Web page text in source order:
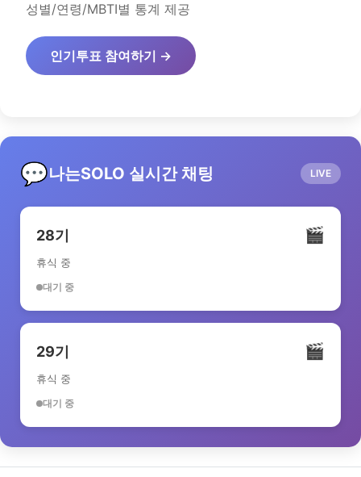
성별/연령/MBTI별 통계 제공
인기투표 참여하기 →
💬나는SOLO 실시간 채팅 LIVE
28기 🎬
휴식 중
대기 중
29기 🎬
휴식 중
대기 중